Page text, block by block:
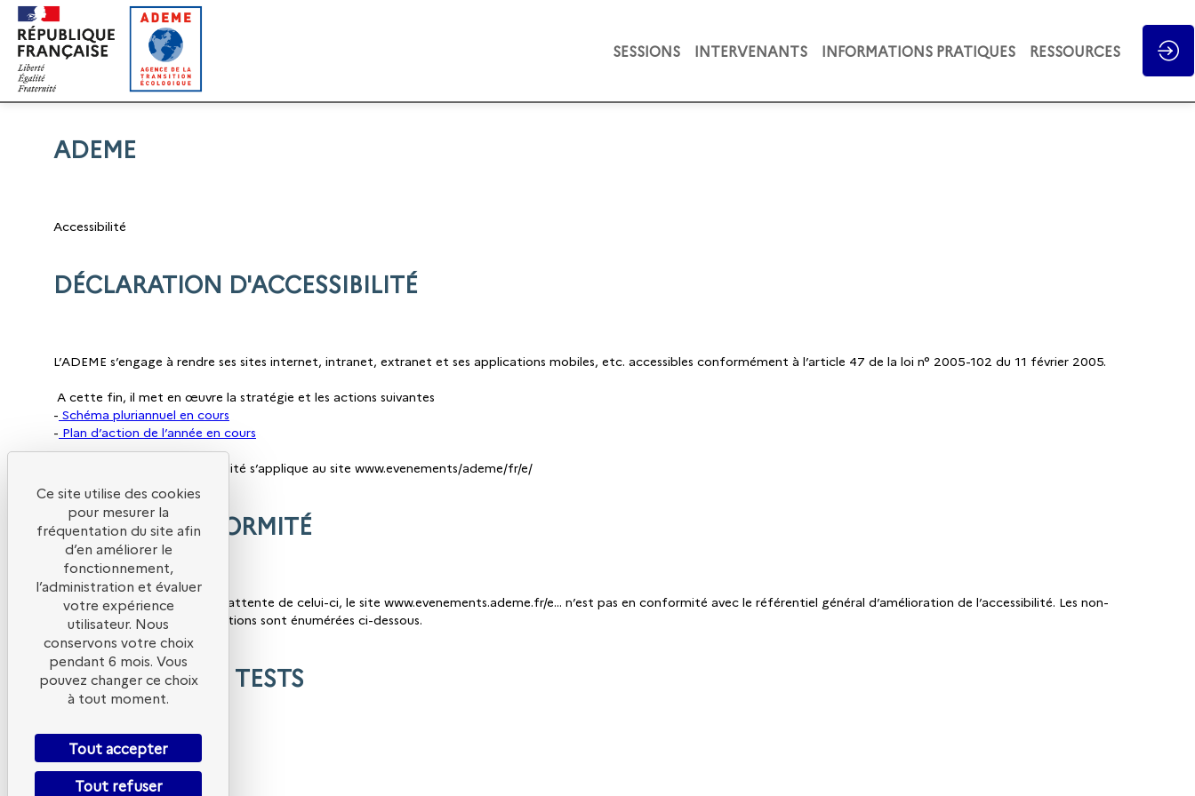
SESSIONS INTERVENANTS INFORMATIONS PRATIQUES RESSOURCES
ADEME
Accessibilité
DÉCLARATION D'ACCESSIBILITÉ
L’ADEME s’engage à rendre ses sites internet, intranet, extranet et ses applications mobiles, etc. accessibles conformément à l’article 47 de la loi n° 2005-102 du 11 février 2005.
A cette fin, il met en œuvre la stratégie et les actions suivantes
- Schéma pluriannuel en cours
- Plan d’action de l’année en cours
Cette déclaration d’accessibilité s’applique au site www.evenements/ademe/fr/e/
ÉTAT DE CONFORMITÉ
En l’absence d’audit et dans l’attente de celui-ci, le site www.evenements.ademe.fr/e... n’est pas en conformité avec le référentiel général d’amélioration de l’accessibilité. Les non-
conformités et/ou les dérogations sont énumérées ci-dessous.
RÉSULTATS DES TESTS
Néant
Gestion des cookies
Ce site utilise des cookies
pour mesurer la
fréquentation du site afin
d’en améliorer le
fonctionnement,
l’administration et évaluer
votre expérience
utilisateur. Nous
conservons votre choix
pendant 6 mois. Vous
pouvez changer ce choix
à tout moment.
Tout accepter
Tout refuser